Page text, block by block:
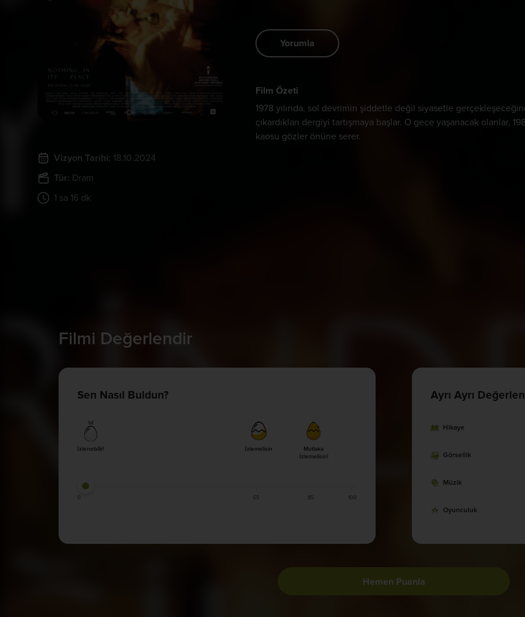
Vizyon Tarihi: 18.10.2024
Tür: Dram
1 sa 16 dk
Yorumla
Film Özeti
1978 yılında, sol devrimin şiddetle değil siyasetle
çıkardıkları dergiyi tartışmaya başlar. O gece yaşanacak olanlar,
kaosu gözler önüne serer.
Filmi Değerlendir
Sen Nasıl Buldun?
İzlenebilir! İzlemelisin
Mutlaka
İzlemelisin!
0 65 85 100
Ayrı Ayrı
Hikaye
Görsellik
Müzik
Oyunculuk
Hemen Puanla